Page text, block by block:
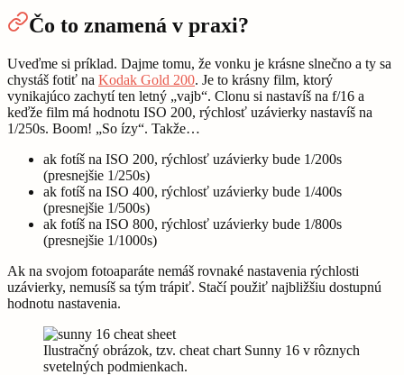
Čo to znamená v praxi?
Uveďme si príklad. Dajme tomu, že vonku je krásne slnečno a ty sa
chystáš fotiť na Kodak Gold 200. Je to krásny film, ktorý
vynikajúco zachytí ten letný „vajb“. Clonu si nastavíš na f/16 a
keďže film má hodnotu ISO 200, rýchlosť uzávierky nastavíš na
1/250s. Boom! „So ízy“. Takže…
ak fotíš na ISO 200, rýchlosť uzávierky bude 1/200s
(presnejšie 1/250s)
ak fotíš na ISO 400, rýchlosť uzávierky bude 1/400s
(presnejšie 1/500s)
ak fotíš na ISO 800, rýchlosť uzávierky bude 1/800s
(presnejšie 1/1000s)
Ak na svojom fotoaparáte nemáš rovnaké nastavenia rýchlosti
uzávierky, nemusíš sa tým trápiť. Stačí použiť najbližšiu dostupnú
hodnotu nastavenia.
Ilustračný obrázok, tzv. cheat chart Sunny 16 v rôznych
svetelných podmienkach.